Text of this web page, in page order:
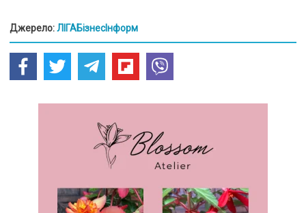
Джерело:ЛІГАБізнесІнформ